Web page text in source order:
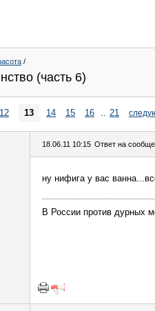
/
(часть 6)
12 13 14 15 16 .. 21
18.06.11 10:15 Ответ на
ну нифига у вас
В России против дурных